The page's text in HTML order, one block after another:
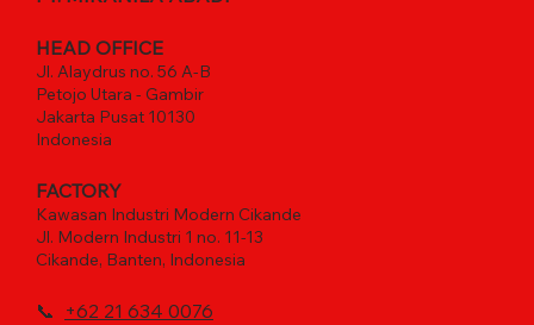
HEAD OFFICE
Jl. Alaydrus no. 56 A-B
Petojo Utara - Gambir
Jakarta Pusat 10130
Indonesia
FACTORY
Kawasan Industri Modern Cikande
Jl. Modern Industri 1 no. 11-13
Cikande, Banten, Indonesia
📞 +62 21 634 0076